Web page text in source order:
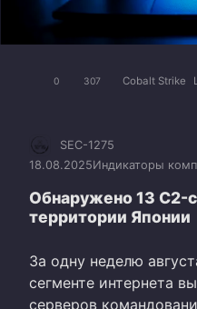
0 307 Cobalt Strike
SEC-1275
18.08.2025Индикаторы
Обнаружено 13 C2-
территории Японии
За одну неделю
сегменте интернета
серверов